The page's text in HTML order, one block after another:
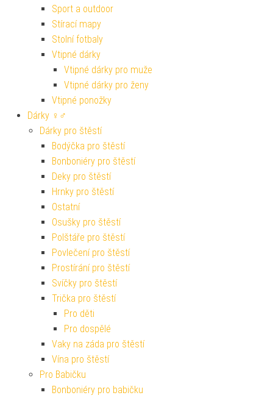
Sport a outdoor
Stírací mapy
Stolní fotbaly
Vtipné dárky
Vtipné dárky pro muže
Vtipné dárky pro ženy
Vtipné ponožky
Dárky ♀♂
Dárky pro štěstí
Bodýčka pro štěstí
Bonboniéry pro štěstí
Deky pro štěstí
Hrnky pro štěstí
Ostatní
Osušky pro štěstí
Polštáře pro štěstí
Povlečení pro štěstí
Prostírání pro štěstí
Svíčky pro štěstí
Trička pro štěstí
Pro děti
Pro dospělé
Vaky na záda pro štěstí
Vína pro štěstí
Pro Babičku
Bonboniéry pro babičku